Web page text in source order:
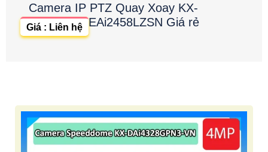
Camera IP PTZ Quay Xoay KX-
EAi2458LZSN Giá rẻ
Giá : Liên hệ